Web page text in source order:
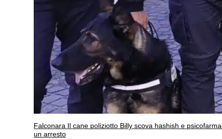
Falconara
Il cane poliziotto Billy scova hashish e
un arresto